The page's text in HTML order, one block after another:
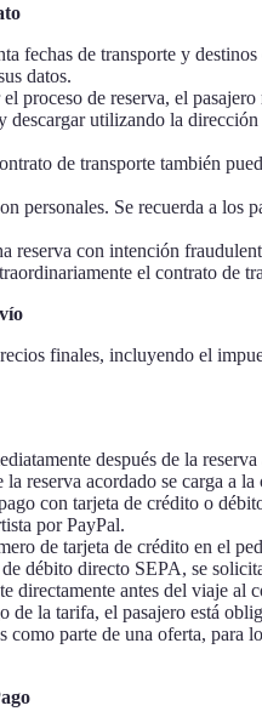
fechas de transporte y
datos.
proceso de reserva, el
descargar utilizando la
de transporte también
personales. Se recuerda a los
reserva con intención
el contrato de
finales, incluyendo el
después de la
reserva acordado se carga a la
con tarjeta de crédito o
por PayPal.
de tarjeta de crédito en el
débito directo SEPA, se
directamente antes del viaje al
de la tarifa, el pasajero está
como parte de una oferta, para